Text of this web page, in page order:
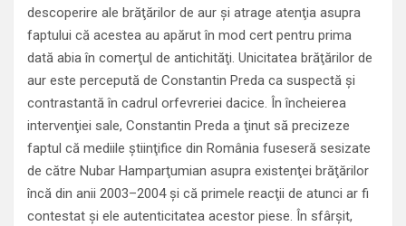
descoperire ale brăţărilor de aur şi atrage atenţia asupra
faptului că acestea au apărut în mod cert pentru prima
dată abia în comerţul de antichităţi. Unicitatea brăţărilor de
aur este percepută de Constantin Preda ca suspectă şi
contrastantă în cadrul orfevreriei dacice. În încheierea
intervenţiei sale, Constantin Preda a ţinut să precizeze
faptul că mediile ştiinţifice din România fuseseră sesizate
de către Nubar Hamparţumian asupra existenţei brăţărilor
încă din anii 2003–2004 şi că primele reacţii de atunci ar fi
contestat şi ele autenticitatea acestor piese. În sfârşit,